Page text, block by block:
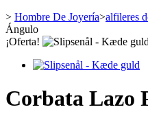
> Hombre De Joyería>alfileres
Ángulo
¡Oferta!
Corbata Lazo